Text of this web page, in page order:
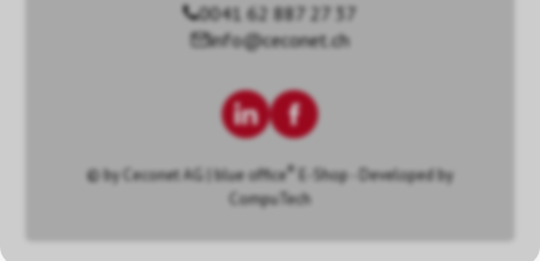
0041 62 887 27 37
info@ceconet.ch
© by Ceconet AG blue office ®
E-Shop - Developed by
CompuTech